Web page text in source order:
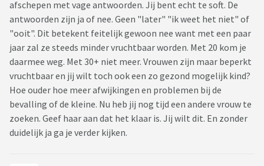
afschepen met vage antwoorden. Jij bent echt te soft. De
antwoorden zijn ja of nee. Geen "later" "ik weet het niet" of
"ooit". Dit betekent feitelijk gewoon nee want met een paar
jaar zal ze steeds minder vruchtbaar worden. Met 20 kom je
daarmee weg. Met 30+ niet meer. Vrouwen zijn maar beperkt
vruchtbaar en jij wilt toch ook een zo gezond mogelijk kind?
Hoe ouder hoe meer afwijkingen en problemen bij de
bevalling of de kleine. Nu heb jij nog tijd een andere vrouw te
zoeken. Geef haar aan dat het klaar is. Jij wilt dit. En zonder
duidelijk ja ga je verder kijken.